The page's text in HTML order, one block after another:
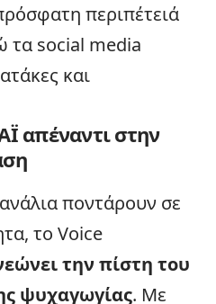
περιπέτειά
τα social media
και
απέναντι στην
ποντάρουν σε
, το Voice
την πίστη του
ψυχαγωγίας. Με